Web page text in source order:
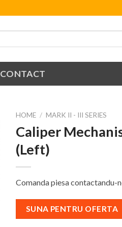
CONTACT
HOME / MARK II - III SERIES
Caliper
(Left)
Comanda piesa contactandu-
SUNA PENTRU OFERTA